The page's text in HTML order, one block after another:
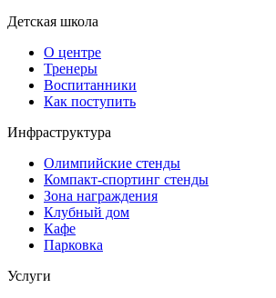
Детская школа
О центре
Тренеры
Воспитанники
Как поступить
Инфраструктура
Олимпийские стенды
Компакт-спортинг стенды
Зона награждения
Клубный дом
Кафе
Парковка
Услуги